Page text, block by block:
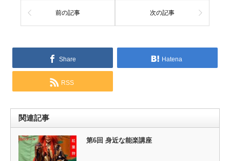
前の記事 次の記事
Share Hatena
RSS
関連記事
第6回 身近な能楽講座